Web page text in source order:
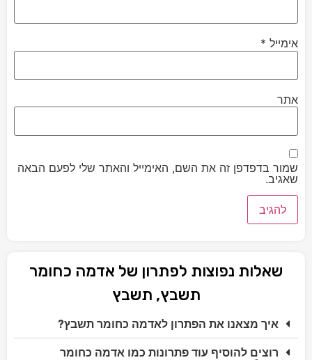
אימייל *
אתר
שמור בדפדפן זה את השם, האימייל והאתר שלי לפעם הבאה
שאגיב.
שאלות נפוצות לפתרון של אדמה כחומר
תשבץ, תשבץ
איך מצאנו את הפתרון לאדמה כחומר תשבץ?
רוצים להוסיף עוד פתרונות כמו אדמה כחומר